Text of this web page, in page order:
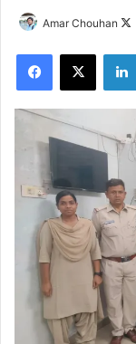
Amar Chouhan
Facebook
X